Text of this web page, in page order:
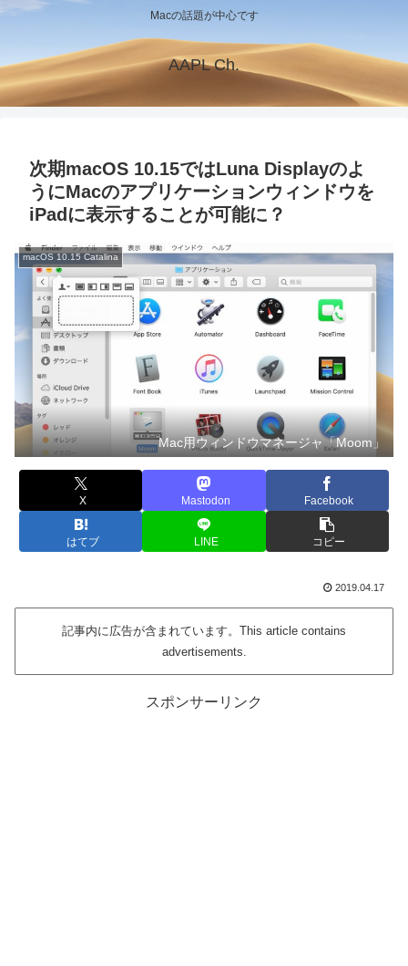
Macの話題が中心です
AAPL Ch.
次期macOS 10.15ではLuna Displayのよ
うにMacのアプリケーションウィンドウを
iPadに表示することが可能に？
macOS 10.15 Catalina
Mac用ウィンドウマネージャ「Moom」
X Mastodon Facebook
はてブ LINE コピー
2019.04.17
記事内に広告が含まれています。This article contains
advertisements.
スポンサーリンク